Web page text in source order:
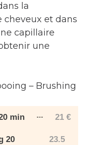
la
cheveux et dans
capillaire
une
– Brushing
min 21 €
20
23.5